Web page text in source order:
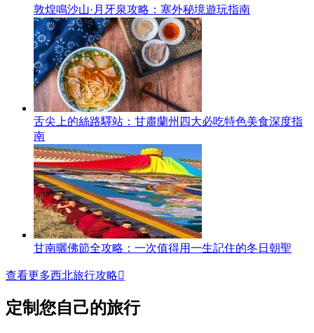
敦煌鳴沙山·月牙泉攻略：塞外秘境遊玩指南
舌尖上的絲路驛站：甘肅蘭州四大必吃特色美食深度指
南
甘南曬佛節全攻略：一次值得用一生記住的冬日朝聖
查看更多西北旅行攻略
定制您自己的旅行